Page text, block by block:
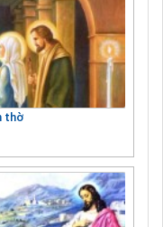
thờ